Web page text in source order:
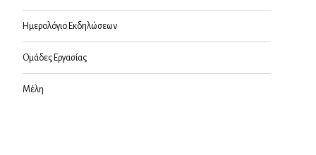
Ημερολόγιο Εκδηλώσεων
Ομάδες Eργασίας
Μέλη